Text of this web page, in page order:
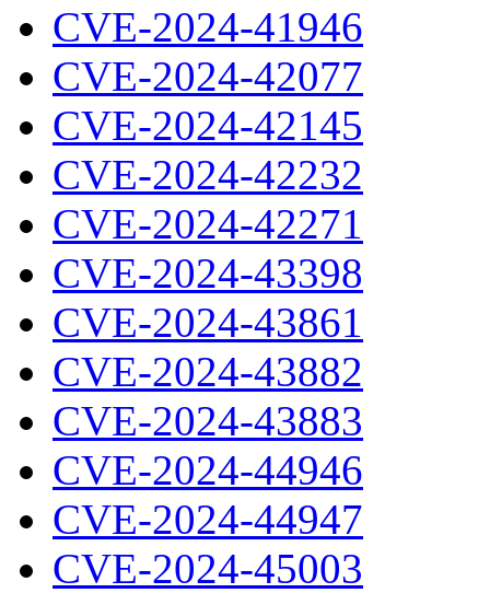
CVE-2024-41946
CVE-2024-42077
CVE-2024-42145
CVE-2024-42232
CVE-2024-42271
CVE-2024-43398
CVE-2024-43861
CVE-2024-43882
CVE-2024-43883
CVE-2024-44946
CVE-2024-44947
CVE-2024-45003